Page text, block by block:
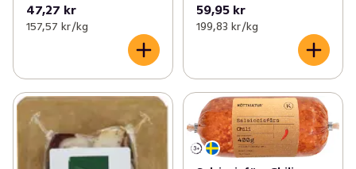
47,27 kr
157,57 kr /kg
59,95 kr
199,83 kr /kg